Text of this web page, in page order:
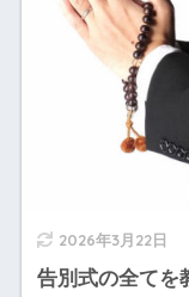
2026年3月22日
告別式の全てを